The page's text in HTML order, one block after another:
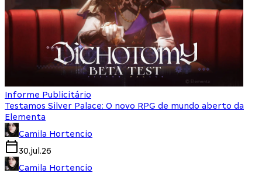
Informe Publicitário
Testamos Silver Palace: O novo RPG de mundo aberto da
Elementa
Camila Hortencio
30.jul.26
Camila Hortencio